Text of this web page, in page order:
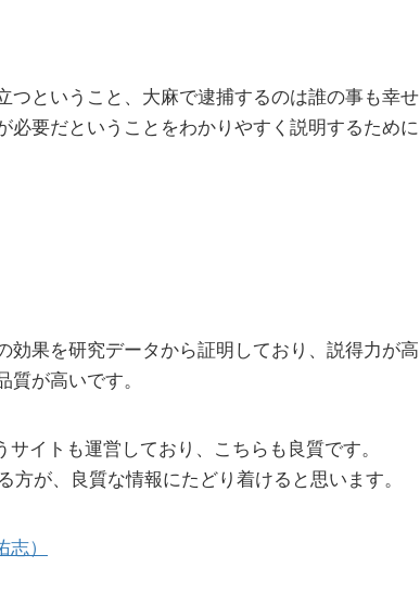
つということ、大麻で逮捕するのは誰の事も幸せ
要だということをわかりやすく説明するために
果を研究データから証明しており、説得力が高
が高いです。
サイトも運営しており、こちらも良質です。
が、良質な情報にたどり着けると思います。
）